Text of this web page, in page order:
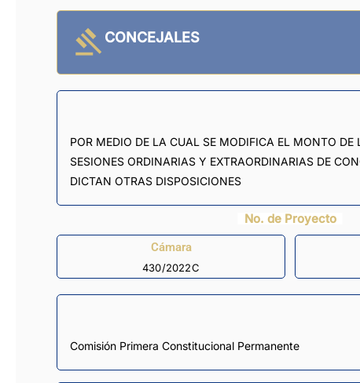
CONCEJALES
POR MEDIO DE LA CUAL SE MODIFICA EL MONTO
SESIONES ORDINARIAS Y EXTRAORDINARIAS DE
DICTAN OTRAS DISPOSICIONES
No. de Proyecto
Cámara
430/2022C
Comisión Primera Constitucional Permanente